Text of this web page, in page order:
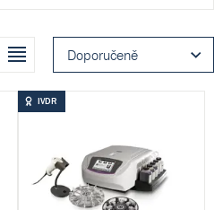
Doporučeně
Kachle Seznam
IVDR